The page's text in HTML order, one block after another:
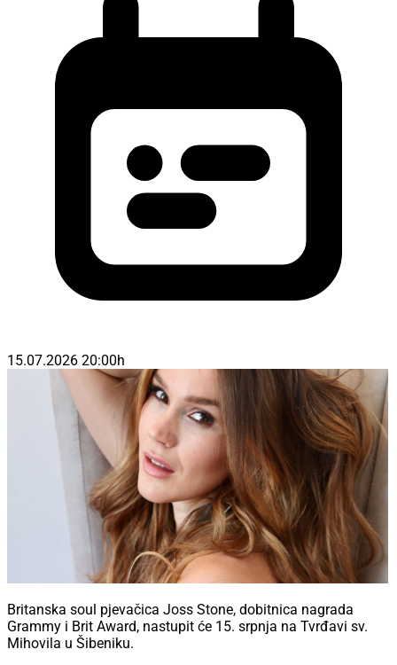
15.07.2026 20:00h
Britanska soul pjevačica Joss Stone, dobitnica nagrada
Grammy i Brit Award, nastupit će 15. srpnja na Tvrđavi sv.
Mihovila u Šibeniku.